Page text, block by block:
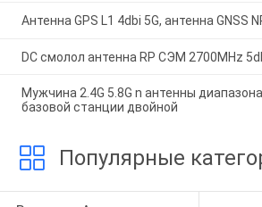
Антенна GPS L1 4dbi 5G, антенна GNSS
DC смолол антенна RP СЭМ 2700MHz
Мужчина 2.4G 5.8G n антенны диапазона
базовой станции двойной
Популярные